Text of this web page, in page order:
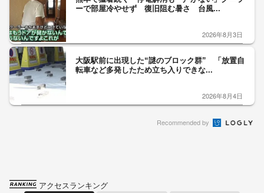
ーで部屋冷やせず 復旧阻む暑さ 台風...
2026年8月3日
大阪駅前に出現した“謎のブロック群” 「放置自
転車など多発したため立ち入りできな...
2026年8月4日
Recommended by
アクセスランキング